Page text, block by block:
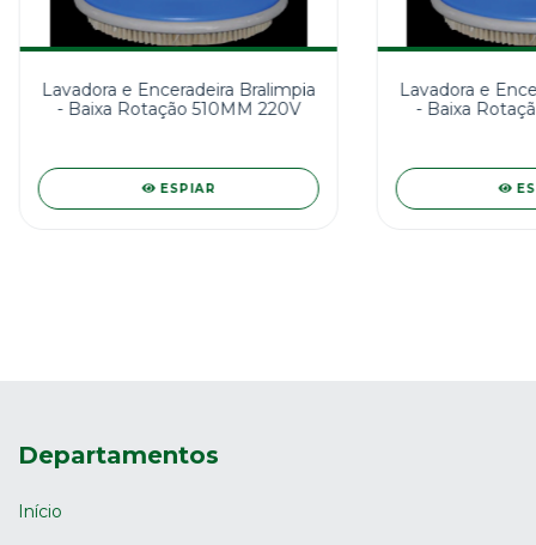
Lavadora e Enceradeira Bralimpia
- Baixa Rotação 510MM 220V
ESPIAR
Lavadora e
- Baixa
Departamentos
Início